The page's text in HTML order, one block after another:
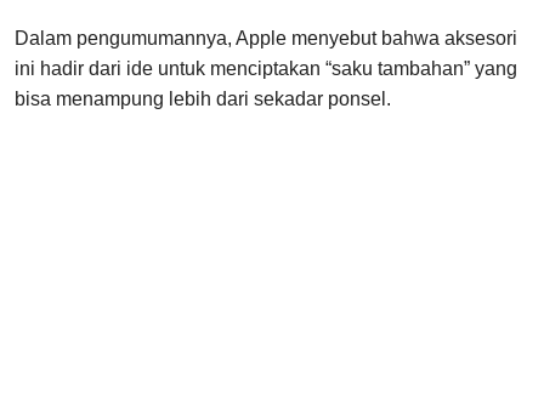
Dalam pengumumannya, Apple menyebut bahwa aksesori
ini hadir dari ide untuk menciptakan “saku tambahan” yang
bisa menampung lebih dari sekadar ponsel.